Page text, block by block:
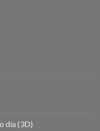
día (3D)